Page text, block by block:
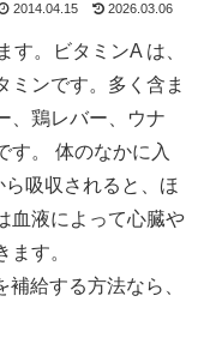
2014.04.15 2026.03.06
す。ビタミンA は、
ミンです。多く含ま
、鶏レバー、ウナ
す。 体のなかに入
吸収されると、ほ
血液によって心臓や
す。
給する方法なら、